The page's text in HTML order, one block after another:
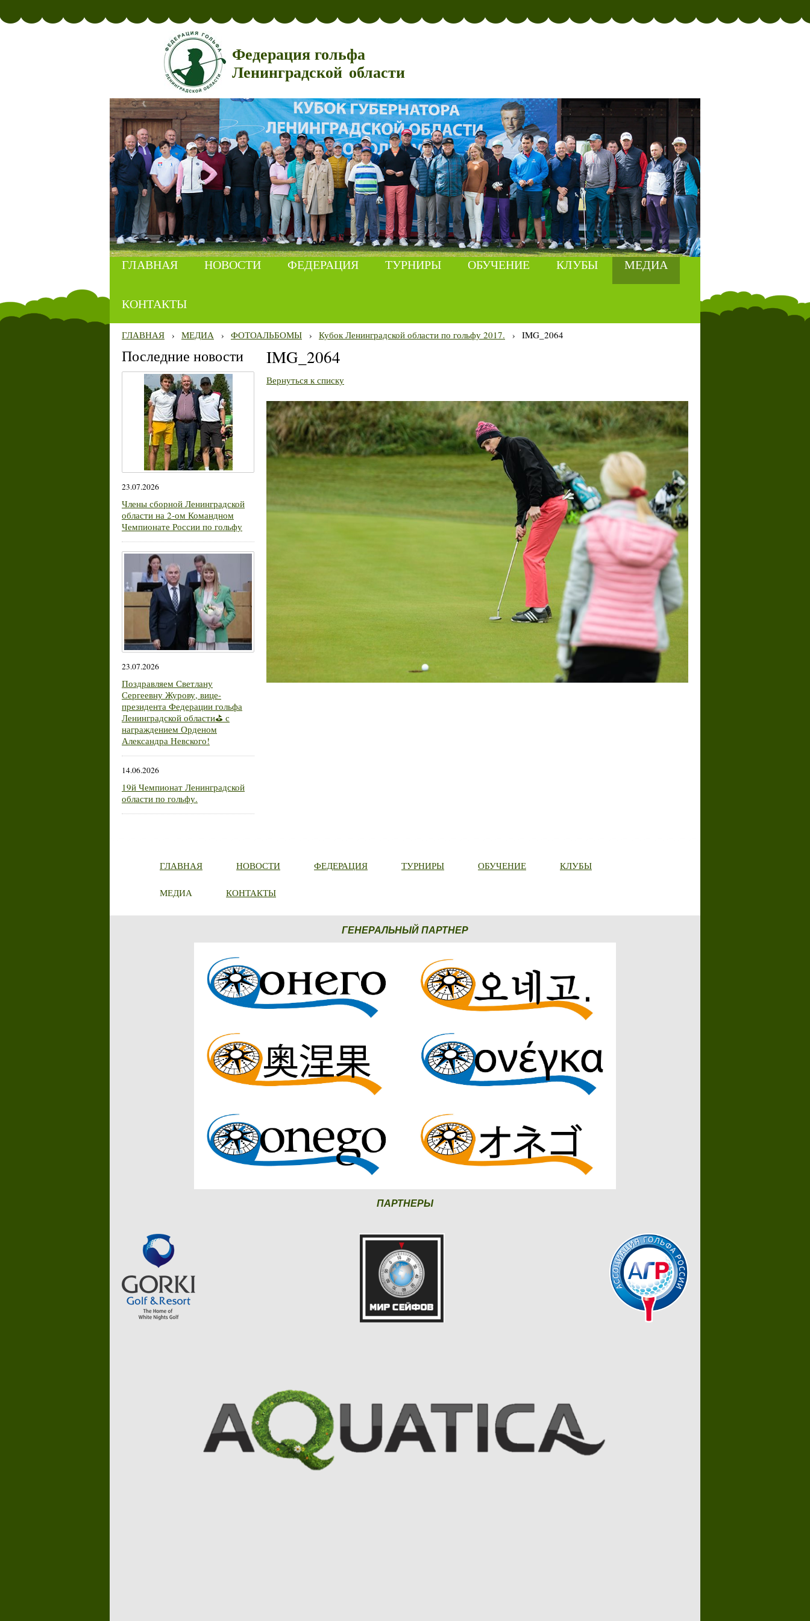
Федерация гольфа
Ленинградской области
ГЛАВНАЯ НОВОСТИ ФЕДЕРАЦИЯ ТУРНИРЫ ОБУЧЕНИЕ КЛУБЫ МЕДИА
КОНТАКТЫ
ГЛАВНАЯ › МЕДИА › ФОТОАЛЬБОМЫ › Кубок Ленинградской области по гольфу 2017. › IMG_2064
Последние новости
23.07.2026
Члены сборной Ленинградской
области на 2-ом Командном
Чемпионате России по гольфу
23.07.2026
Поздравляем Светлану
Сергеевну Журову, вице-
президента Федерации гольфа
Ленинградской области⛳ с
награждением Орденом
Александра Невского!
14.06.2026
19й Чемпионат Ленинградской
области по гольфу.
IMG_2064
Вернуться к списку
ГЛАВНАЯ НОВОСТИ ФЕДЕРАЦИЯ ТУРНИРЫ ОБУЧЕНИЕ КЛУБЫ
МЕДИА КОНТАКТЫ
ГЕНЕРАЛЬНЫЙ ПАРТНЕР
ПАРТНЕРЫ